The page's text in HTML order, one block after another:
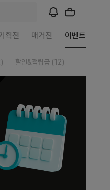
획전 매거진 이벤트
할인&적립금 (12)